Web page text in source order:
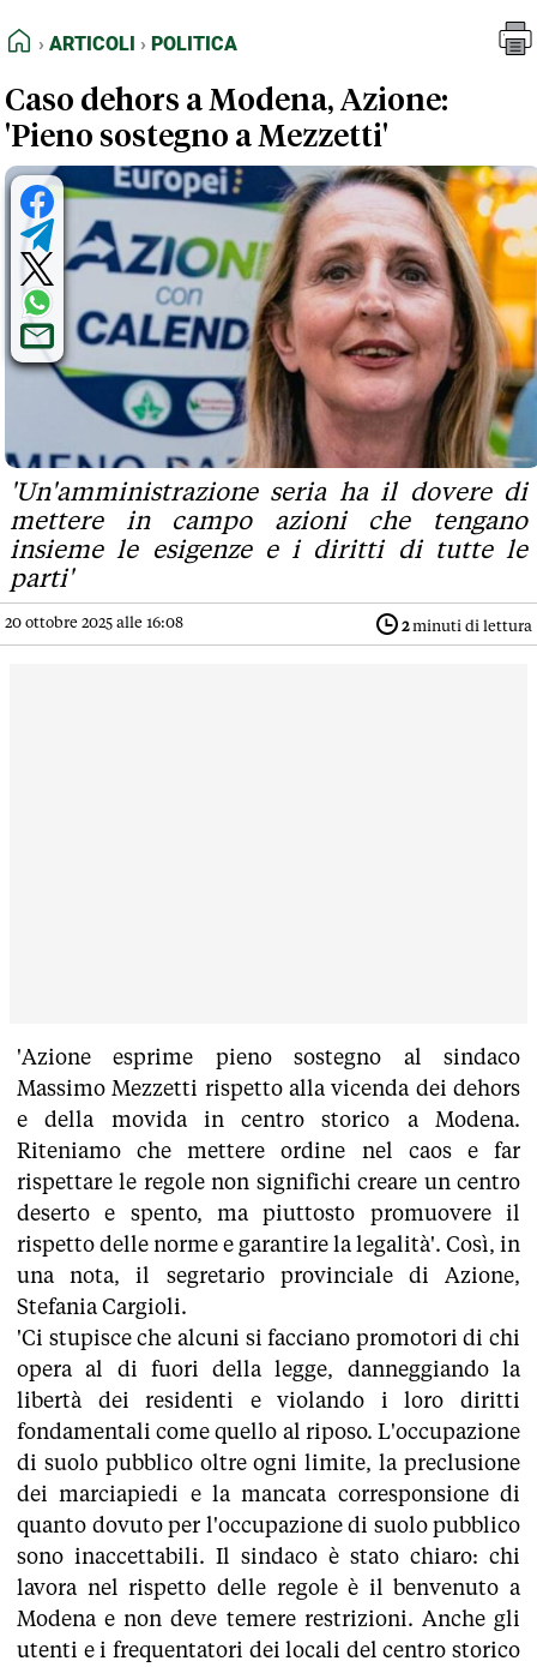
FEED RSS
NORMATIVE DEONTOLOGICHE
TERMINI e CONDIZIONI
HOME
ARTICOLI POLITICA
Caso dehors a Modena, Azione:
'Pieno sostegno a Mezzetti'
'Un'amministrazione seria ha il dovere di
mettere in campo azioni che tengano
insieme le esigenze e i diritti di tutte le
parti'
20 ottobre 2025 alle 16:08 2minuti di lettura
'Azione esprime pieno sostegno al sindaco
Massimo Mezzetti rispetto alla vicenda dei dehors
e della movida in centro storico a Modena.
Riteniamo che mettere ordine nel caos e far
rispettare le regole non significhi creare un centro
deserto e spento, ma piuttosto promuovere il
rispetto delle norme e garantire la legalità'. Così, in
una nota, il segretario provinciale di Azione,
Stefania Cargioli.
'Ci stupisce che alcuni si facciano promotori di chi
opera al di fuori della legge, danneggiando la
libertà dei residenti e violando i loro diritti
fondamentali come quello al riposo. L'occupazione
di suolo pubblico oltre ogni limite, la preclusione
dei marciapiedi e la mancata corresponsione di
quanto dovuto per l'occupazione di suolo pubblico
sono inaccettabili. Il sindaco è stato chiaro: chi
lavora nel rispetto delle regole è il benvenuto a
Modena e non deve temere restrizioni. Anche gli
utenti e i frequentatori dei locali del centro storico